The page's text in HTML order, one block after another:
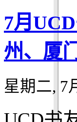
7月
州、厦
星期二, 7